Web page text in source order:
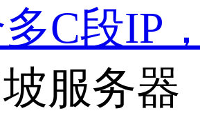
C段IP
服务器